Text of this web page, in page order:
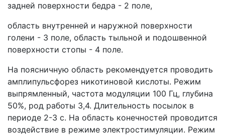
задней поверхности бедра - 2 поле,
область внутренней и наружной поверхности
голени - 3 поле, область тыльной и подошвенной
поверхности стопы - 4 поле.
На поясничную область рекомендуется проводить
амплипульсфорез никотиновой кислоты. Режим
выпрямленный, частота модуляции 100 Гц, глубина
50%, род работы 3,4. Длительность посылок в
периоде 2-3 с. На область конечностей проводится
воздействие в режиме электростимуляции. Режим